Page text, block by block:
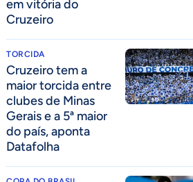
em vitória do
Cruzeiro
TORCIDA
Cruzeiro tem a
maior torcida entre
clubes de Minas
Gerais e a 5ª maior
do país, aponta
Datafolha